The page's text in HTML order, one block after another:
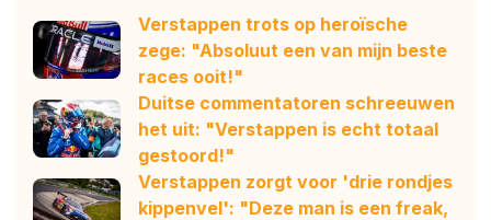
Verstappen trots op heroïsche
zege: "Absoluut een van mijn beste
races ooit!"
Duitse commentatoren schreeuwen
het uit: "Verstappen is echt totaal
gestoord!"
Verstappen zorgt voor 'drie rondjes
kippenvel': "Deze man is een freak,